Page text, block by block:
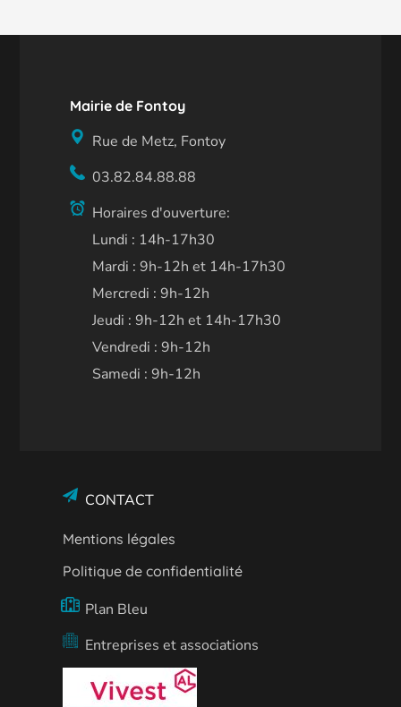
Mairie de Fontoy
Rue de Metz, Fontoy
03.82.84.88.88
Horaires d'ouverture:
Lundi : 14h-17h30
Mardi : 9h-12h et 14h-17h30
Mercredi : 9h-12h
Jeudi : 9h-12h et 14h-17h30
Vendredi : 9h-12h
Samedi : 9h-12h
CONTACT
Mentions légales
Politique de confidentialité
Plan Bleu
Entreprises et associations